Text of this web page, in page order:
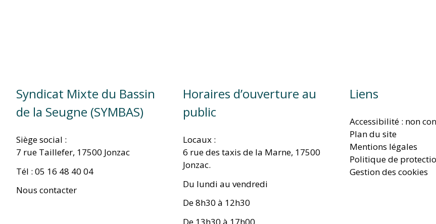
Syndicat Mixte du Bassin
de la Seugne (SYMBAS)
Siège social :
7 rue Taillefer, 17500 Jonzac
Tél : 05 16 48 40 04
Nous contacter
Horaires d’ouverture au
public
Locaux :
6 rue des taxis de la Marne, 17500
Jonzac.
Du lundi au vendredi
De 8h30 à 12h30
Liens
Accessibilité : non
Plan du site
Mentions légales
Politique de
Gestion des cookies